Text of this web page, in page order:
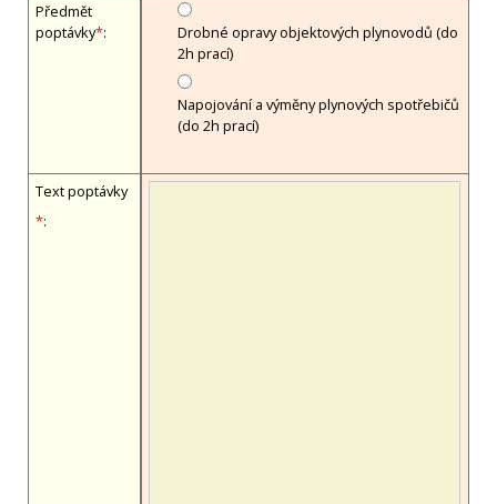
Předmět
poptávky*:
Drobné opravy objektových plynovodů (do
2h prací)
Napojování a výměny plynových spotřebičů
(do 2h prací)
Text poptávky
*: